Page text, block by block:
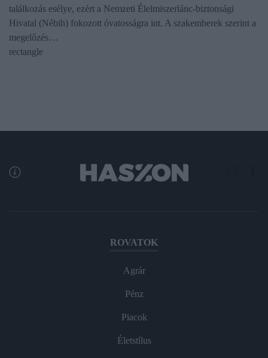
találkozás esélye, ezért a Nemzeti Élelmiszerlánc-biztonsági
Hivatal (Nébih) fokozott óvatosságra int. A szakemberek szerint a
megelőzés…
rectangle
ROVATOK
Agrár
Pénz
Piacok
Életstílus